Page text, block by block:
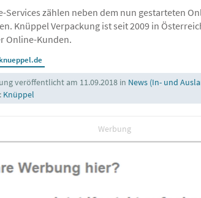
Services zählen neben dem nun gestarteten
Knüppel Verpackung ist seit 2009 in
Online-Kunden.
veröffentlicht am 11.09.2018 in News (In- und
Knüppel
Werbung